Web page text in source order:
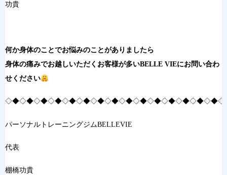
功貴
何か身体のことでお悩みのことがありましたら
身体の痛みでお越しいただくお客様が多いBELLE VIEにお問い合わ
せください
パーソナルトレーニングジムBELLEVIE
代表
棚橋功貴